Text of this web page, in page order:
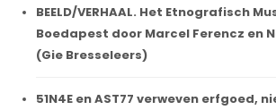
BEELD/VERHAAL. Het Etnografisch
Boedapest door Marcel Ferencz en
(Gie Bresseleers)
51N4E en AST77 verweven erfgoed,